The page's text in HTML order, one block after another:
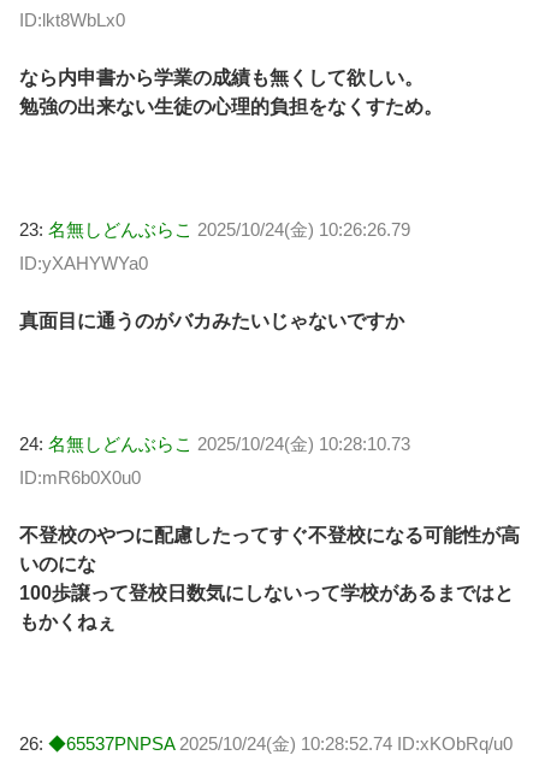
ID:lkt8WbLx0
なら内申書から学業の成績も無くして欲しい。
勉強の出来ない生徒の心理的負担をなくすため。
23: 名無しどんぶらこ 2025/10/24(金) 10:26:26.79
ID:yXAHYWYa0
真面目に通うのがバカみたいじゃないですか
24: 名無しどんぶらこ 2025/10/24(金) 10:28:10.73
ID:mR6b0X0u0
不登校のやつに配慮したってすぐ不登校になる可能性が高
いのにな
100歩譲って登校日数気にしないって学校があるまではと
もかくねぇ
26: ◆65537PNPSA 2025/10/24(金) 10:28:52.74 ID:xKObRq/u0